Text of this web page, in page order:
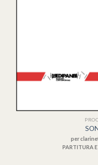
per
PARTITURA